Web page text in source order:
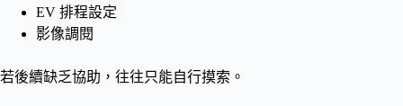
EV 排程設定
影像調閱
若後續缺乏協助，往往只能自行摸索。